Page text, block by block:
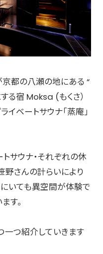
都の⼋瀬の地にある “
る宿 Moksa (もくさ）
イベートサウナ「蒸庵」
サウナ・それぞれの休
さんの計らいにより
いても異空間が体験で
す。
一つ紹介していきます